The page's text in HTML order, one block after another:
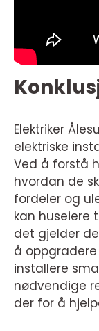
Elektriker
elektriske
Ved å forstå
hvordan de
fordeler og
kan huseiere
det gjelder
å
installere
nødvendige
der for å